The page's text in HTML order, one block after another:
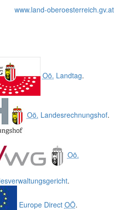
www.land-oberoesterreich.gv.at
Oö. Landtag.
Oö. Landesrechnungshof.
Oö.
.
Europe Direct OÖ.